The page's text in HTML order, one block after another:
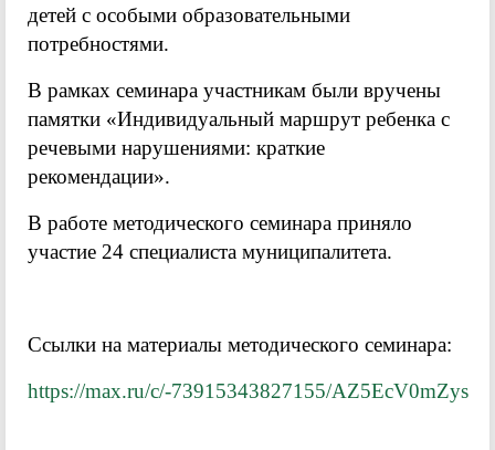
детей с особыми образовательными
потребностями.
В рамках семинара участникам были вручены
памятки «Индивидуальный маршрут ребенка с
речевыми нарушениями: краткие
рекомендации».
В работе методического семинара приняло
участие 24 специалиста муниципалитета.
Ссылки на материалы методического семинара:
https://max.ru/c/-73915343827155/AZ5EcV0mZys